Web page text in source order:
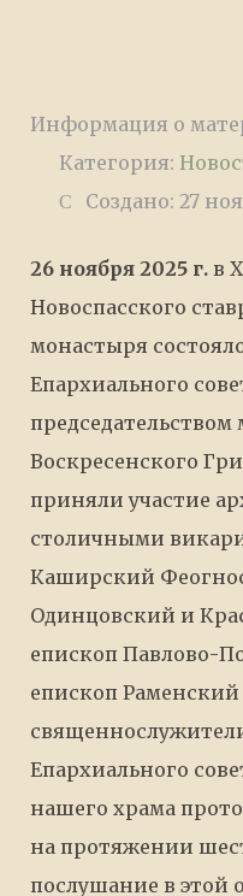
Информация о
Категория:
Создано: 27
26 ноября 2025 г. в
Новоспасского
монастыря
Епархиального
Воскресенского
приняли участие
столичными
Каширский
Одинцовский и
епископ Павлово-
епископ
Епархиального
нашего храма
на протяжении
послушание в этой